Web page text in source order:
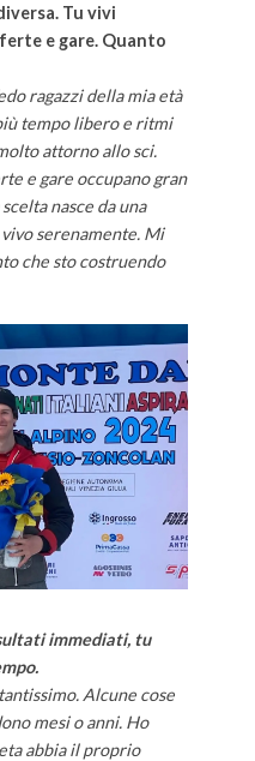
Tu vivi
e gare. Quanto
ragazzi della mia età
tempo libero e ritmi
attorno allo sci.
e gare occupano gran
nasce da una
serenamente. Mi
che sto costruendo
immediati, tu
Alcune cose
mesi o anni. Ho
abbia il proprio